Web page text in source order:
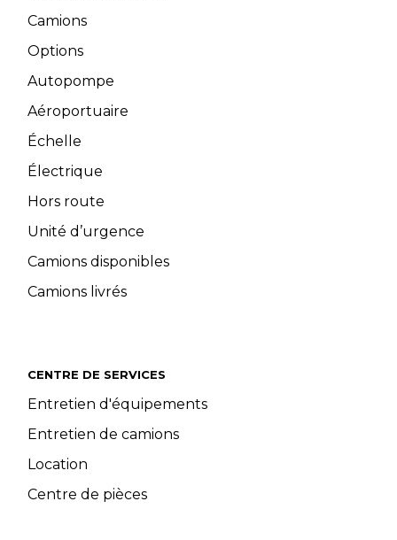
Camions
Options
Autopompe
Aéroportuaire
Échelle
Électrique
Hors route
Unité d’urgence
Camions disponibles
Camions livrés
CENTRE DE SERVICES
Entretien d'équipements
Entretien de camions
Location
Centre de pièces